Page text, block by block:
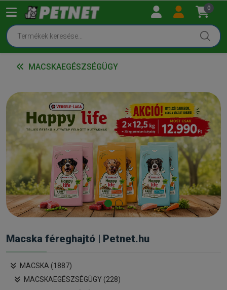
0
MACSKAEGÉSZSÉGÜGY
Macska féreghajtó | Petnet.hu
MACSKA (1887)
MACSKAEGÉSZSÉGÜGY (228)